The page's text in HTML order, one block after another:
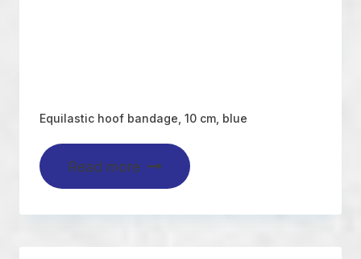
Equilastic hoof bandage, 10 cm, blue
Read more